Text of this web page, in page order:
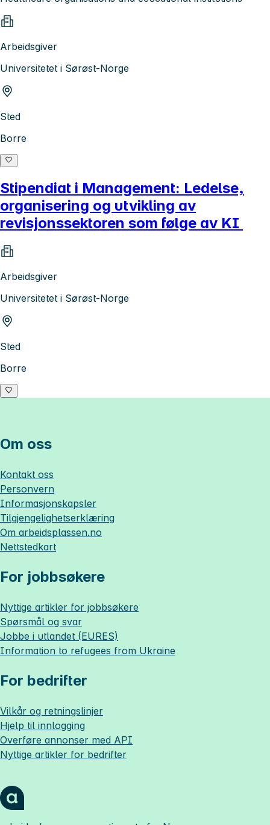
Arbeidsgiver
Universitetet i Sørøst-Norge
Sted
Borre
Stipendiat i Management: Ledelse,
organisering og utvikling av
revisjonssektoren som følge av KI
Arbeidsgiver
Universitetet i Sørøst-Norge
Sted
Borre
Om oss
Kontakt oss
Personvern
Informasjonskapsler
Tilgjengelighetserklæring
Om arbeidsplassen.no
Nettstedkart
For jobbsøkere
Nyttige artikler for jobbsøkere
Spørsmål og svar
Jobbe i utlandet (EURES)
Information to refugees from Ukraine
For bedrifter
Vilkår og retningslinjer
Hjelp til innlogging
Overføre annonser med API
Nyttige artikler for bedrifter